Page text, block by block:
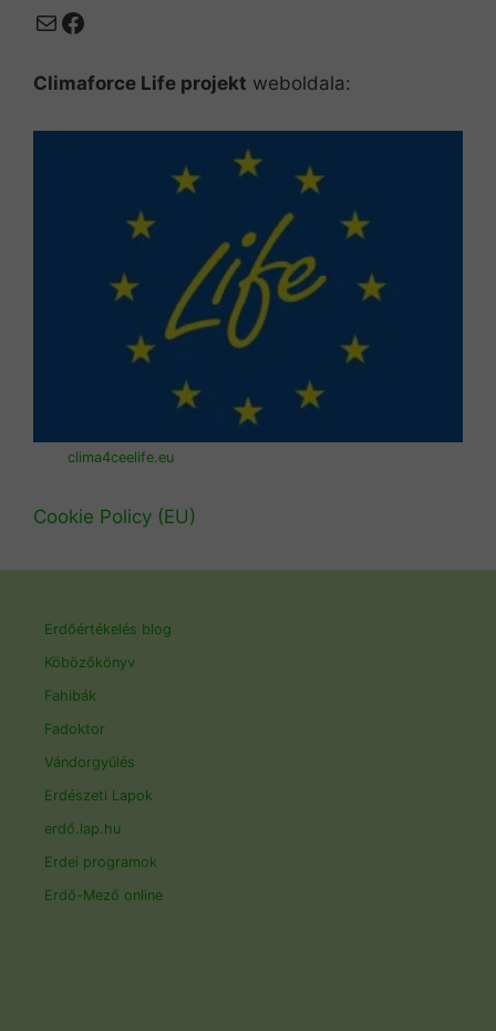
MailFacebook
Climaforce Life projekt weboldala:
clima4ceelife.eu
Cookie Policy (EU)
Erdőértékelés blog
Köbözőkönyv
Fahibák
Fadoktor
Vándorgyűlés
Erdészeti Lapok
erdő.lap.hu
Erdei programok
Erdő-Mező online